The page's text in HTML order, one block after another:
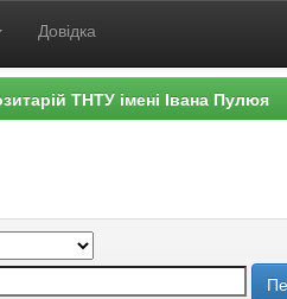
Довідка
ТНТУ імені Івана Пулюя